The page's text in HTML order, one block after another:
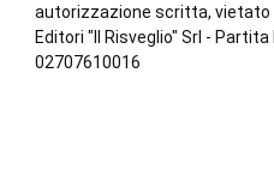
autorizzazione scritta, vietato
Editori "Il Risveglio" Srl - Partita
02707610016